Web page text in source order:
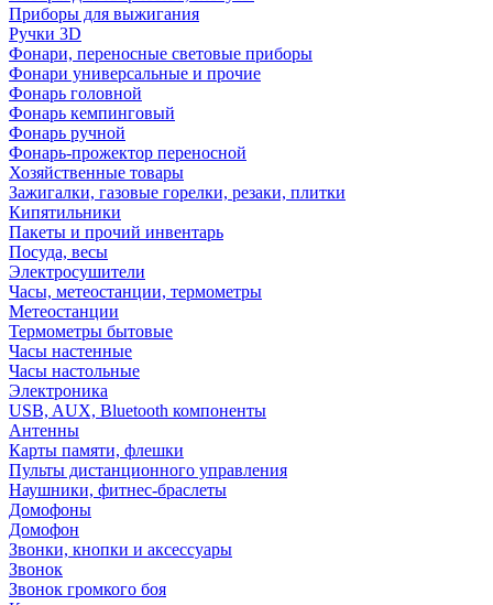
Приборы для выжигания
Ручки 3D
Фонари, переносные световые приборы
Фонари универсальные и прочие
Фонарь головной
Фонарь кемпинговый
Фонарь ручной
Фонарь-прожектор переносной
Хозяйственные товары
Зажигалки, газовые горелки, резаки, плитки
Кипятильники
Пакеты и прочий инвентарь
Посуда, весы
Электросушители
Часы, метеостанции, термометры
Метеостанции
Термометры бытовые
Часы настенные
Часы настольные
Электроника
USB, AUX, Bluetooth компоненты
Антенны
Карты памяти, флешки
Пульты дистанционного управления
Наушники, фитнес-браслеты
Домофоны
Домофон
Звонки, кнопки и аксессуары
Звонок
Звонок громкого боя